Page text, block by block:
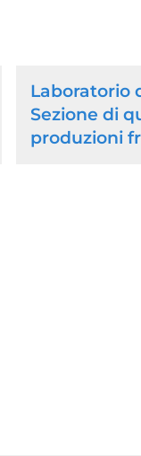
Laboratorio
Sezione di
produzioni